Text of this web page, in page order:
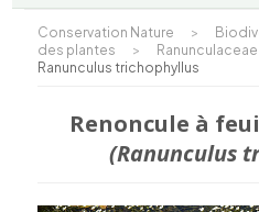
Conservation Nature >
des plantes
> Ranunculaceae
Ranunculus trichophyllus
Renoncule à
(Ranunculus